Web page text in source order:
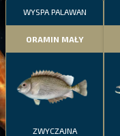
WYSPA PALAWAN
ORAMIN MAŁY
ZWYCZAJNA